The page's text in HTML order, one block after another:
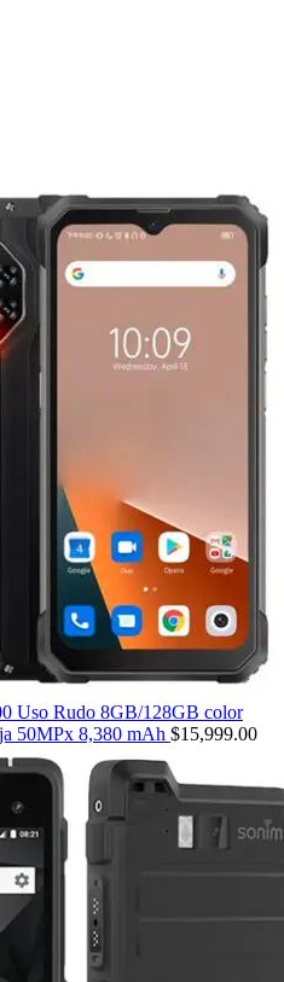
Uso Rudo 8GB/128GB color
50MPx 8,380 mAh $15,999.00